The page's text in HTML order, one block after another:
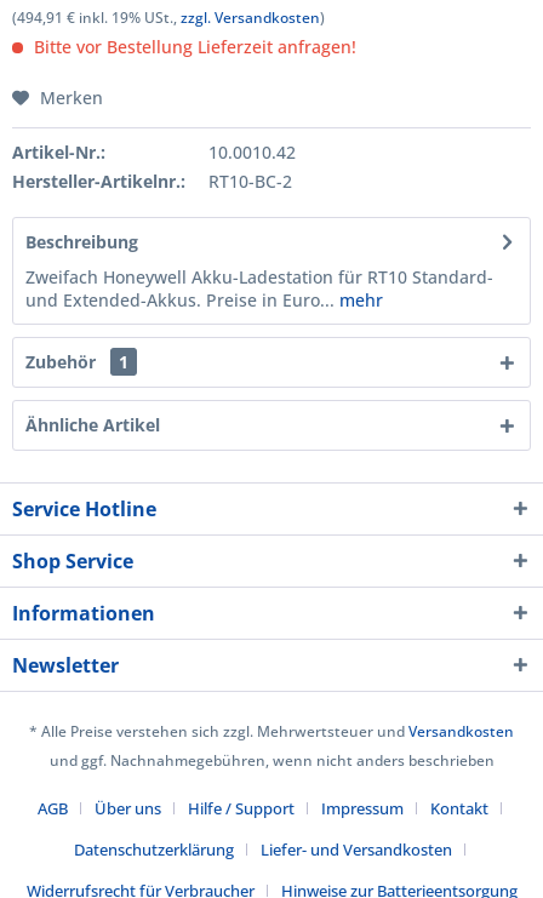
(494,91 € inkl. 19% USt.,zzgl. Versandkosten)
Bitte vor Bestellung Lieferzeit anfragen!
Merken
Artikel-Nr.:
10.0010.42
Hersteller-Artikelnr.:
RT10-BC-2
Beschreibung
Zweifach Honeywell Akku-Ladestation für RT10 Standard-
und Extended-Akkus. Preise in Euro... mehr
Zubehör 1
Ähnliche Artikel
Service Hotline
Shop Service
Informationen
Newsletter
* Alle Preise verstehen sich zzgl. Mehrwertsteuer undVersandkosten
und ggf. Nachnahmegebühren, wenn nicht anders beschrieben
AGB Über uns Hilfe / Support Impressum
Kontakt
Datenschutzerklärung
Liefer- und Versandkosten
Widerrufsrecht für Verbraucher
Hinweise zur Batterieentsorgung